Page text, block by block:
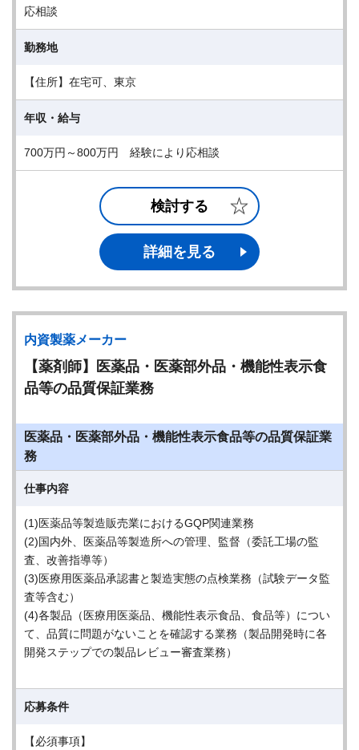
応相談
勤務地
【住所】在宅可、東京
年収・給与
700万円～800万円 経験により応相談
検討する
詳細を見る
内資製薬メーカー
【薬剤師】医薬品・医薬部外品・機能性表示食
品等の品質保証業務
医薬品・医薬部外品・機能性表示食品等の品質保証業
務
仕事内容
(1)医薬品等製造販売業におけるGQP関連業務
(2)国内外、医薬品等製造所への管理、監督（委託工場の監
査、改善指導等）
(3)医療用医薬品承認書と製造実態の点検業務（試験データ監
査等含む）
(4)各製品（医療用医薬品、機能性表示食品、食品等）につい
て、品質に問題がないことを確認する業務（製品開発時に各
開発ステップでの製品レビュー審査業務）
応募条件
【必須事項】